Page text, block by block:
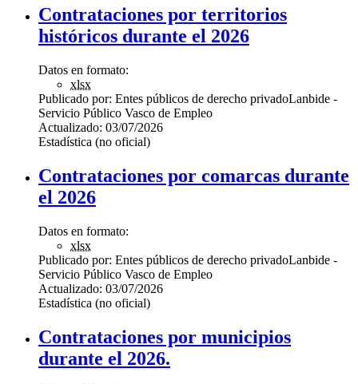
Contrataciones por territorios
históricos durante el 2026
Datos en formato:
xlsx
Publicado por: Entes públicos de derecho privadoLanbide -
Servicio Público Vasco de Empleo
Actualizado: 03/07/2026
Estadística (no oficial)
Contrataciones por comarcas durante
el 2026
Datos en formato:
xlsx
Publicado por: Entes públicos de derecho privadoLanbide -
Servicio Público Vasco de Empleo
Actualizado: 03/07/2026
Estadística (no oficial)
Contrataciones por municipios
durante el 2026.